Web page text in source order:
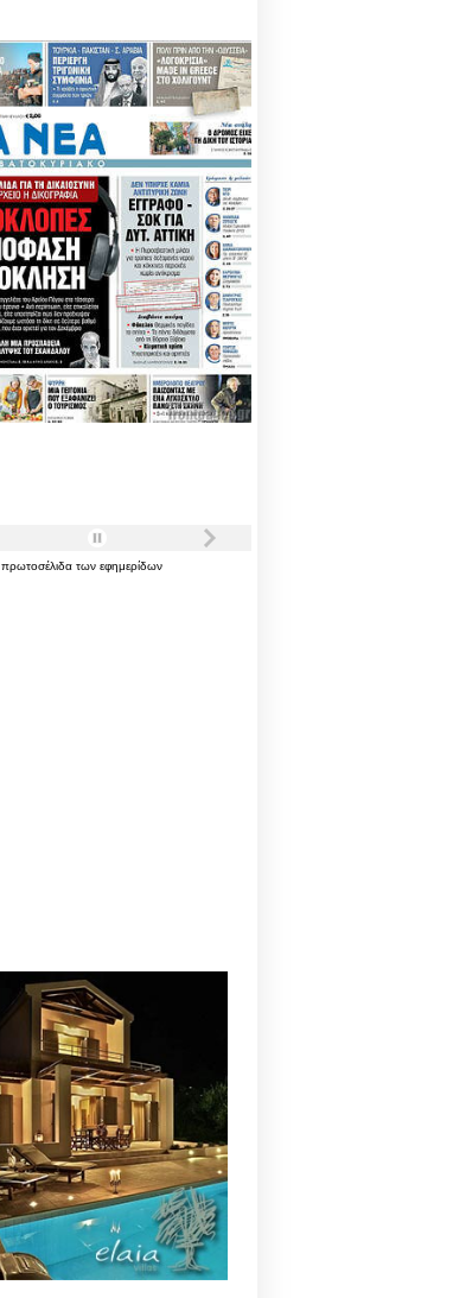
πρωτοσέλιδα των εφημερίδων